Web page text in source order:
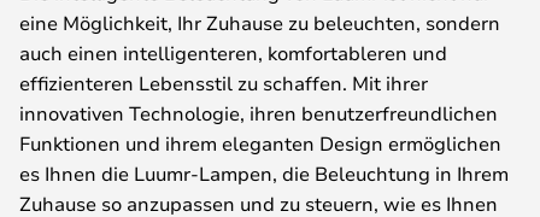
eine Möglichkeit, Ihr Zuhause zu beleuchten, sondern
auch einen intelligenteren, komfortableren und
effizienteren Lebensstil zu schaffen. Mit ihrer
innovativen Technologie, ihren benutzerfreundlichen
Funktionen und ihrem eleganten Design ermöglichen
es Ihnen die Luumr-Lampen, die Beleuchtung in Ihrem
Zuhause so anzupassen und zu steuern, wie es Ihnen